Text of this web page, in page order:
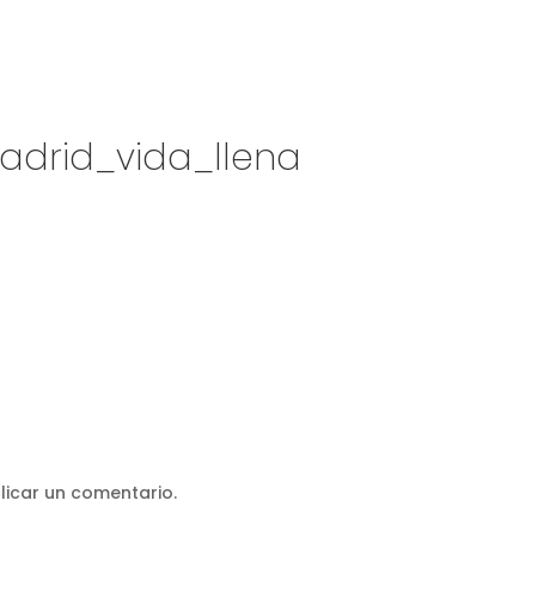
un comentario.